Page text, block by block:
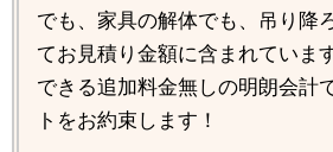
でも、家具の解体でも、吊り降
てお見積り金額に含まれていま
できる追加料金無しの明朗会計
トをお約束します！